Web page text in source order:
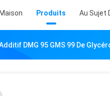
Produits Au Sujet
DMG 95 GMS 99 De